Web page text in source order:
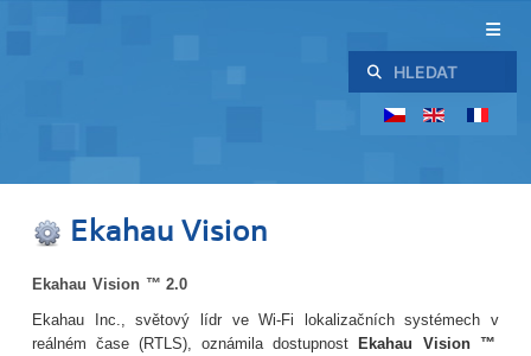
Hledat
Ekahau Vision
Ekahau Vision ™ 2.0
Ekahau
Inc. ,světový lídr ve Wi-Fi lokalizačních systémech v
reálném čase (RTLS),oznámila dostupnost Ekahau Vision ™